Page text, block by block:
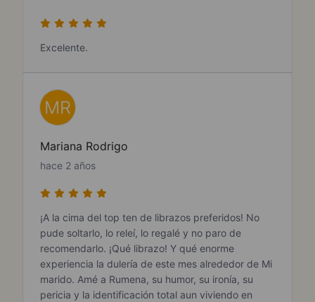
Excelente.
MR
Mariana Rodrigo
hace 2 años
¡A la cima del top ten de librazos preferidos! No
pude soltarlo, lo releí, lo regalé y no paro de
recomendarlo. ¡Qué librazo! Y qué enorme
experiencia la dulería de este mes alrededor de Mi
marido. Amé a Rumena, su humor, su ironía, su
pericia y la identificación total aun viviendo en